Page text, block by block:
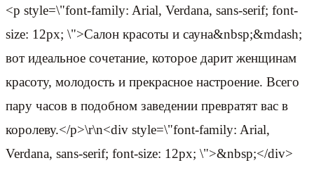
<p style=\"font-family: Arial, Verdana, sans-serif; font-
size: 12px; \">Салон красоты и сауна&nbsp;&mdash;
вот идеальное сочетание, которое дарит женщинам
красоту, молодость и прекрасное настроение. Всего
пару часов в подобном заведении превратят вас в
королеву.</p>\r\n<div style=\"font-family: Arial,
Verdana, sans-serif; font-size: 12px; \">&nbsp;</div>